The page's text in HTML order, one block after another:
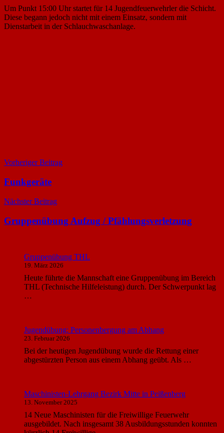
Um Punkt 15:00 Uhr startet für 14 Jugendfeuerwehrler die Schicht.
Diese begann jedoch nicht mit einem Einsatz, sondern mit
Dienstarbeit in der Schlauchwaschanlage.
Beitragsnavigation
Vorheriger Beitrag
Funkgeräte
Nächster Beitrag
Gruppenübung Aufzug / Pfählungsverletzung
Gruppenübung THL
19. März 2026
Heute führte die Mannschaft eine Gruppenübung im Bereich
THL (Technische Hilfeleistung) durch. Der Schwerpunkt lag
…
Jugendübung: Personenbergung am Abhang
23. Februar 2026
Bei der heutigen Jugendübung wurde die Rettung einer
abgestürzten Person aus einem Abhang geübt. Als …
Maschinisten-Lehrgang Bezirk Mitte in Peißenberg
13. November 2025
14 Neue Maschinisten für die Freiwillige Feuerwehr
ausgebildet. Nach insgesamt 38 Ausbildungsstunden konnten